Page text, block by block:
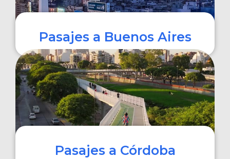
Pasajes a Buenos Aires
COMPRAR
Pasajes a Córdoba